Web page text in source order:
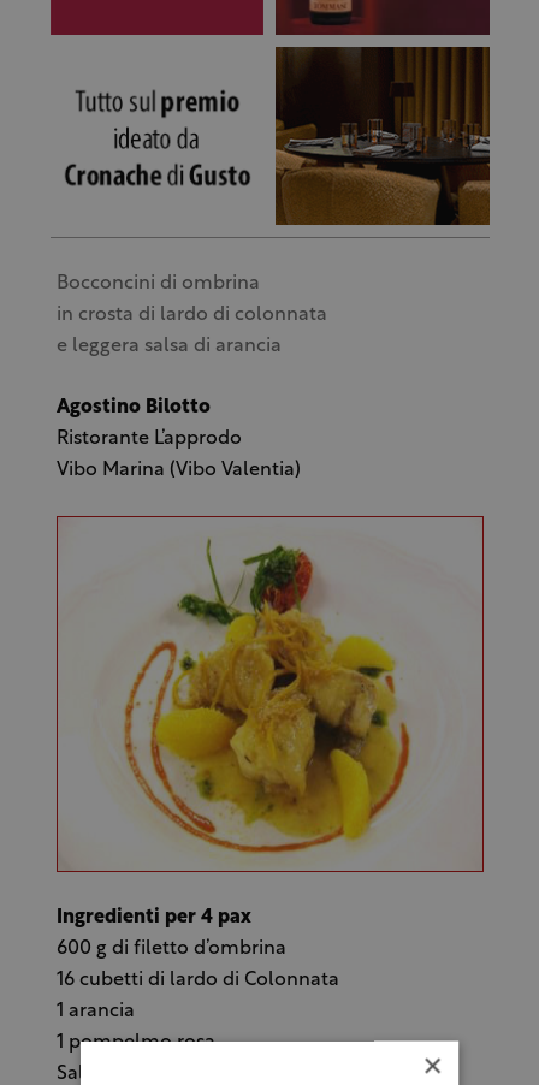
Bocconcini di ombrina
in crosta di lardo di colonnata
e leggera salsa di arancia
Agostino Bilotto
Ristorante L’approdo
Vibo Marina (Vibo Valentia)
Ingredienti per 4 pax
600 g di filetto d’ombrina
16 cubetti di lardo di Colonnata
1 arancia
1 pompelmo rosa
Sale
×